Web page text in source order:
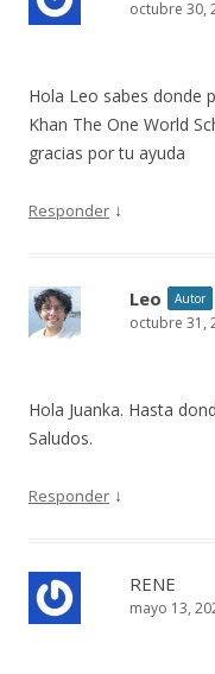
octubre 30,
Hola Leo sabes donde
Khan The One World
gracias por tu ayuda
Responder ↓
Leo Autor
octubre 31,
Hola Juanka. Hasta
Saludos.
Responder ↓
RENE
mayo 13,